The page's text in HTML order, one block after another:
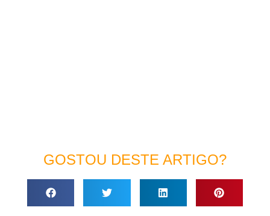
GOSTOU DESTE ARTIGO?